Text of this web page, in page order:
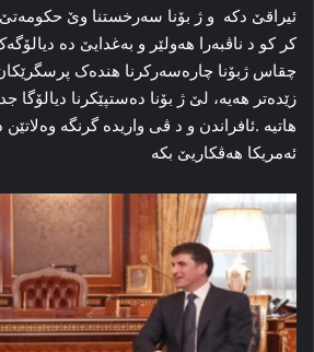
ئیراقێ دکه‌ و ژ بۆنا سه‌رخستنا وێ حکومه‌تێ
کر کو د ناڤبه‌را هه‌ولێر و به‌غدایێ ده‌
چقاس ژبۆنا چاره‌سه‌رکرنا هنده‌ک
زێده‌تر هه‌یه‌، لێ ژ بۆنا ده‌ستپێکرنا
هاتیه‌ .ئافراندن و د ڤی واریده‌ گرنگه‌
ئەمریکا هه‌ڤکاریێ بکه‌